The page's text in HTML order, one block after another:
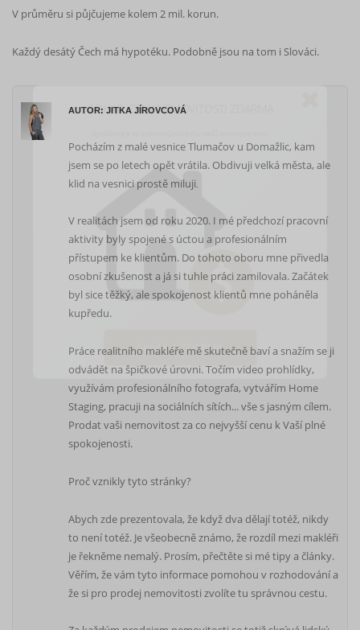
V průměru si půjčujeme kolem 2 mil. korun.
Každý desátý Čech má hypotéku. Podobně jsou na tom i Slováci.
AUTOR: JITKA JÍROVCOVÁ
Pocházím z malé vesnice Tlumačov u Domažlic, kam
jsem se po letech opět vrátila. Obdivuji velká města, ale
klid na vesnici prostě miluji
V realitách jsem od roku 2020. I mé předchozí pracovní
aktivity byly spojené s úctou a profesionálním
přístupem ke klientům. Do tohoto oboru mne přivedla
osobní zkušenost a já si tuhle práci zamilovala. Začátek
byl sice těžký, ale spokojenost klientů mne poháněla
kupředu.
Práce realitního makléře mě skutečně baví a snažím se ji
odvádět na špičkové úrovni. Točím video prohlídky,
využívám profesionálního fotografa, vytvářím Home
Staging, pracuji na sociálních sítích... vše s jasným cílem.
Prodat vaši nemovitost za co nejvyšší cenu k Vaší plné
spokojenosti.
Proč vznikly tyto stránky?
Abych zde prezentovala, že když dva dělají totéž, nikdy
to není totéž. Je všeobecně známo, že rozdíl mezi makléři
je řekněme nemalý. Prosím, přečtěte si mé tipy a články.
Věřím, že vám tyto informace pomohou v rozhodování a
že si pro prodej nemovitosti zvolíte tu správnou cestu.
Spočítejte si orientační cenu vaší nemovitosti.
Spočítat ZDARMA